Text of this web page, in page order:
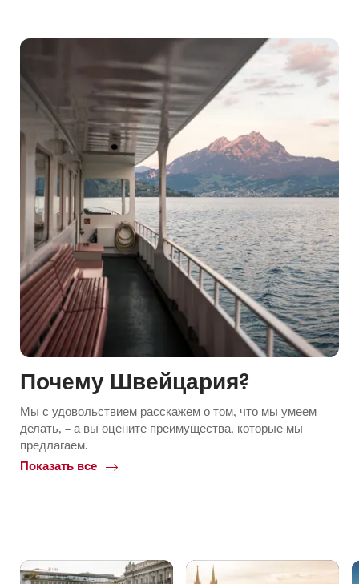
Почему Швейцария?
Мы с удовольствием расскажем о том, что мы умеем
делать, – а вы оцените преимущества, которые мы
предлагаем.
Показать все
Common.Of